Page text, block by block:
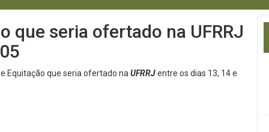
que seria ofertado na UFRRJ
Equitação que seria ofertado na UFRRJentre os dias 13, 14 e